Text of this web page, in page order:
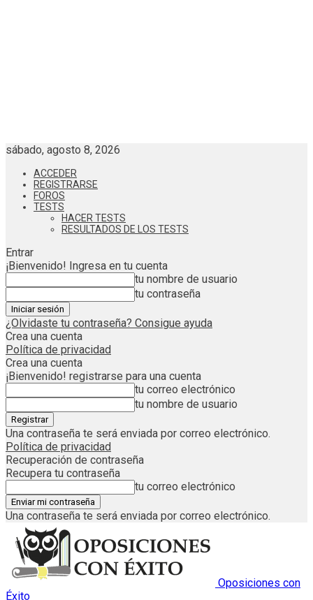
sábado, agosto 8, 2026
ACCEDER
REGISTRARSE
FOROS
TESTS
HACER TESTS
RESULTADOS DE LOS TESTS
Entrar
¡Bienvenido! Ingresa en tu cuenta
tu nombre de usuario
tu contraseña
¿Olvidaste tu contraseña? Consigue ayuda
Crea una cuenta
Política de privacidad
Crea una cuenta
¡Bienvenido! registrarse para una cuenta
tu correo electrónico
tu nombre de usuario
Una contraseña te será enviada por correo electrónico.
Política de privacidad
Recuperación de contraseña
Recupera tu contraseña
tu correo electrónico
Una contraseña te será enviada por correo electrónico.
Oposiciones con
Éxito